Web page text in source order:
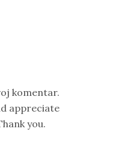
komentar.
appreciate
you.